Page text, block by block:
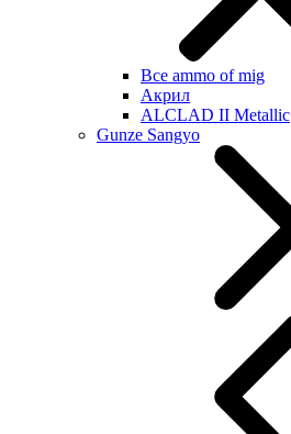
Все ammo of mig
Акрил
ALCLAD II Metallic
Gunze Sangyo